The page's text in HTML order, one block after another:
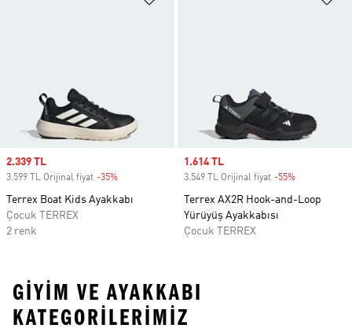
Sale price
2.339 TL
3.599 TL Orijinal fiyat -35%
Terrex Boat Kids Ayakkabı
Çocuk TERREX
2 renk
Sale price
1.614 TL
3.549 TL Orijinal fiyat -55%
Terrex AX2R Hook-and-Loop
Yürüyüş Ayakkabısı
Çocuk TERREX
GIYIM VE AYAKKABI
KATEGORILERIMIZ